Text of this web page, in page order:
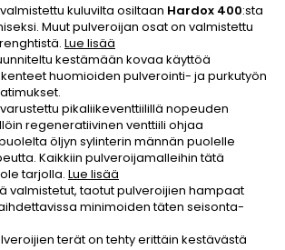
kuluvilta osiltaan Hardox 400:sta
Muut pulveroijan osat on valmistettu
Lue lisää
kestämään kovaa käyttöä
huomioiden pulverointi- ja purkutyön
pikaliikeventtiilillä nopeuden
regeneratiivinen venttiili ohjaa
öljyn sylinterin männän puolelle
Kaikkiin pulveroijamalleihin tätä
tarjolla. Lue lisää
valmistetut, taotut pulveroijien hampaat
minimoiden täten seisonta-
terät on tehty erittäin kestävästä